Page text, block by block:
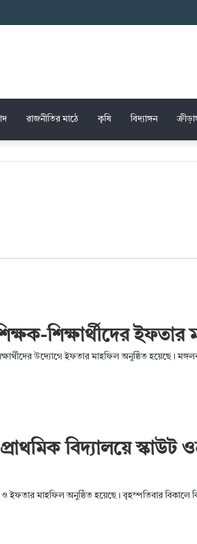
রাজনীতির মাঠে কৃষি বিদ্যাঙ্গন
শিক্ষার্থীদের ইফতার
উদ্যোগে ইফতার মাহফিল অনুষ্ঠিত হয়েছে।
বিদ্যালয়ে স্কাউট
ও ইফতার মাহফিল অনুষ্ঠিত হয়েছে। বৃহস্পতিবার বিকালে